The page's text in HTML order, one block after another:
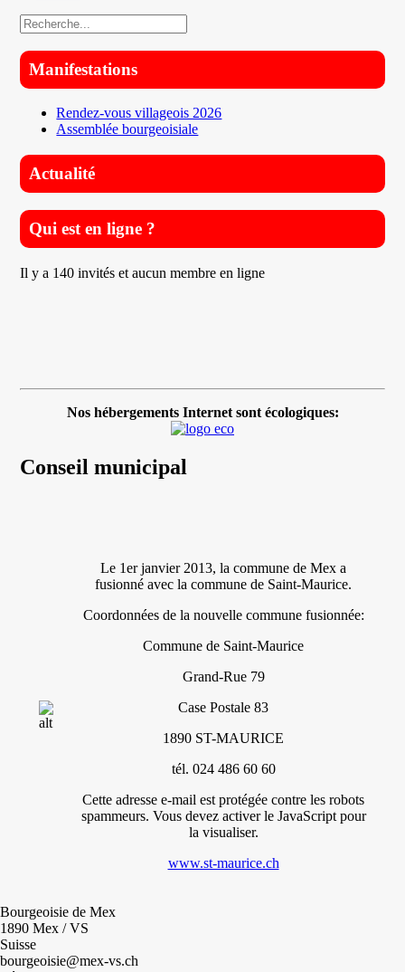
Manifestations
Rendez-vous villageois 2026
Assemblée bourgeoisiale
Actualité
Qui est en ligne ?
Il y a 140 invités et aucun membre en ligne
Nos hébergements Internet sont écologiques:
Conseil municipal
Le 1er janvier 2013, la commune de Mex a
fusionné avec la commune de Saint-Maurice.
Coordonnées de la nouvelle commune fusionnée:
Commune de Saint-Maurice
Grand-Rue 79
Case Postale 83
1890 ST-MAURICE
tél. 024 486 60 60
Cette adresse e-mail est protégée contre les robots
spammeurs. Vous devez activer le JavaScript pour
la visualiser.
www.st-maurice.ch
Bourgeoisie de Mex
1890 Mex / VS
Suisse
bourgeoisie@mex-vs.ch